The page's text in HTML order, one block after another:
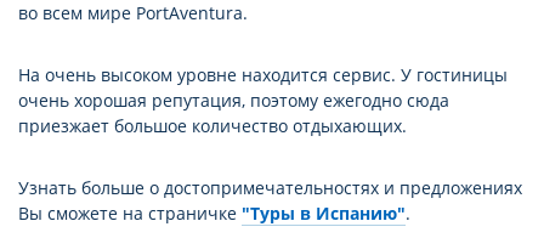
во всем мире PortAventura.
На очень высоком уровне находится сервис. У гостиницы
очень хорошая репутация, поэтому ежегодно сюда
приезжает большое количество отдыхающих.
Узнать больше о достопримечательностях и предложениях
Вы сможете на страничке "Туры в Испанию".